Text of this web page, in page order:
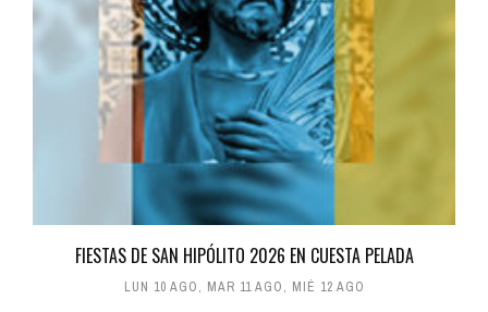
FIESTAS DE SAN HIPÓLITO 2026 EN CUESTA PELADA
LUN 10 AGO, MAR 11 AGO, MIÉ 12 AGO